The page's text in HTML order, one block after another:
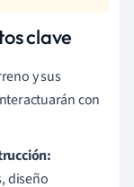
clave
y sus
con
diseño